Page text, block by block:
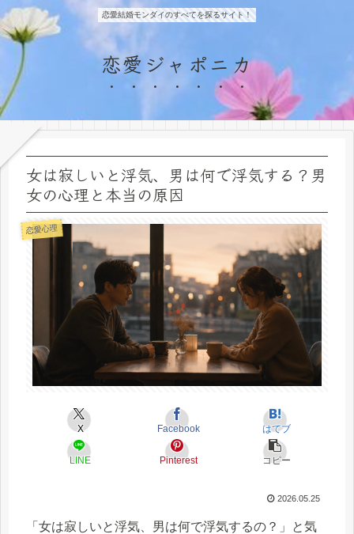
恋愛結婚モンダイのすべてを探るサイト！
恋愛ジャポニカ
女は寂しいと浮気、男は何で浮気する？男
女の心理と本当の原因
恋愛心理
X Facebook はてブ
LINE Pinterest コピー
2026.05.25
「女は寂しいと浮気、男は何で浮気するの？」と気